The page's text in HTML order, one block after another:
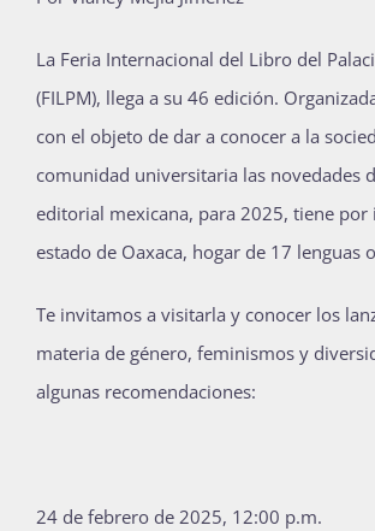
Recursos
Súmate
Bienvenida generación
La Feria Internacional del Libro del
(FILPM), llega a su 46 edición.
con el objeto de dar a conocer a la
comunidad universitaria las novedades
editorial mexicana, para 2025, tiene por
estado de Oaxaca, hogar de 17 lenguas
Te invitamos a visitarla y conocer los
materia de género, feminismos y
algunas recomendaciones:
24 de febrero de 2025, 12:00 p.m.